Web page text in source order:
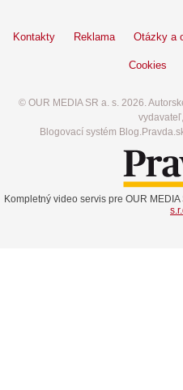
Kontakty Reklama Otázky a
Cookies
© OUR MEDIA SR a. s. 2026.
vydavateľ,
Blogovací systém
Kompletný video servis pre OUR